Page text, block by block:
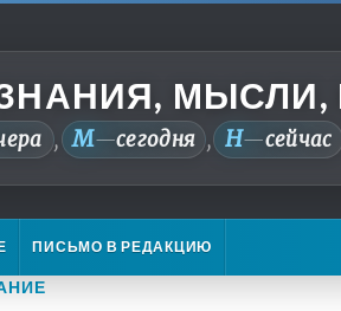
МЫСЛИ,
, М—сегодня , Н—сейчас
ПИСЬМО В РЕДАКЦИЮ